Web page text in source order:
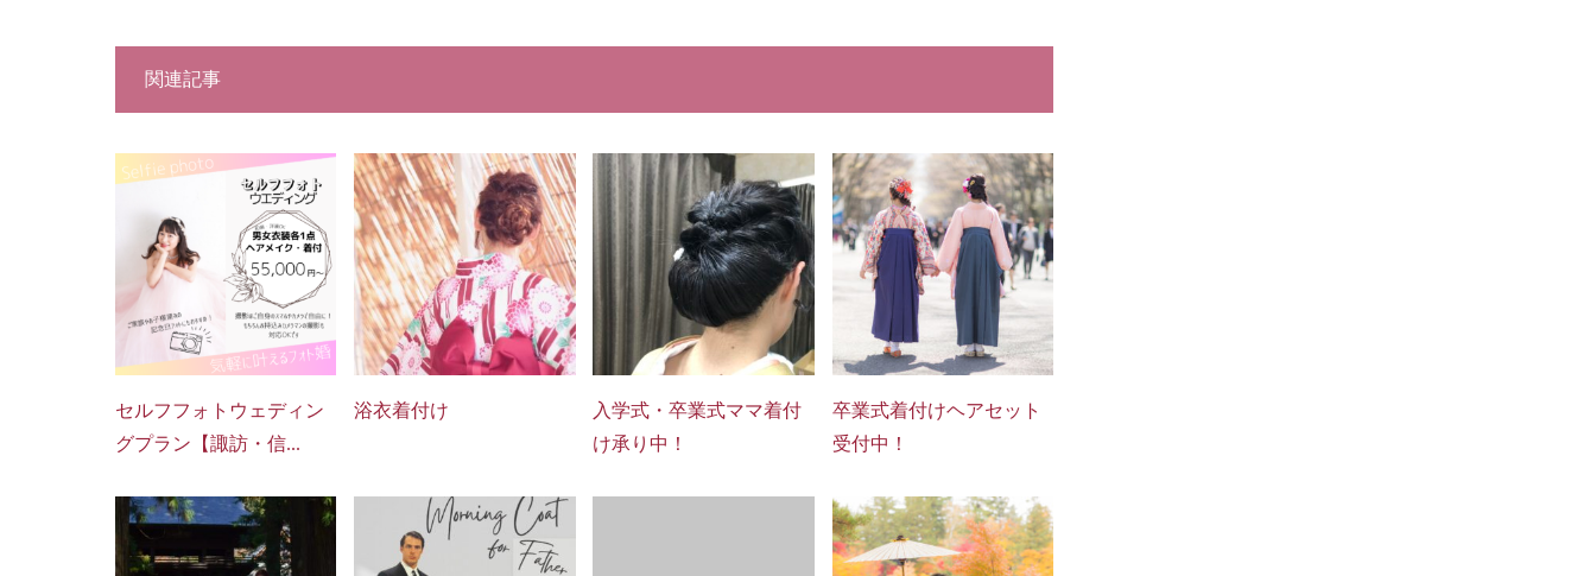
関連記事
セルフフォトウェディン
グプラン【諏訪・信...
浴衣着付け
入学式・卒業式ママ着付
け承り中！
卒業式着付けヘアセット
受付中！